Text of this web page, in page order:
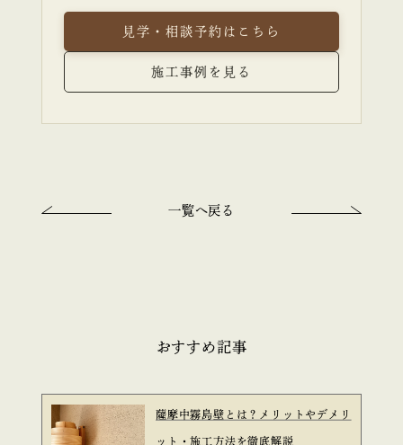
見学・相談予約はこちら
施工事例を見る
一覧へ戻る
おすすめ記事
薩摩中霧島壁とは？メリットやデメリ
ット・施工方法を徹底解説